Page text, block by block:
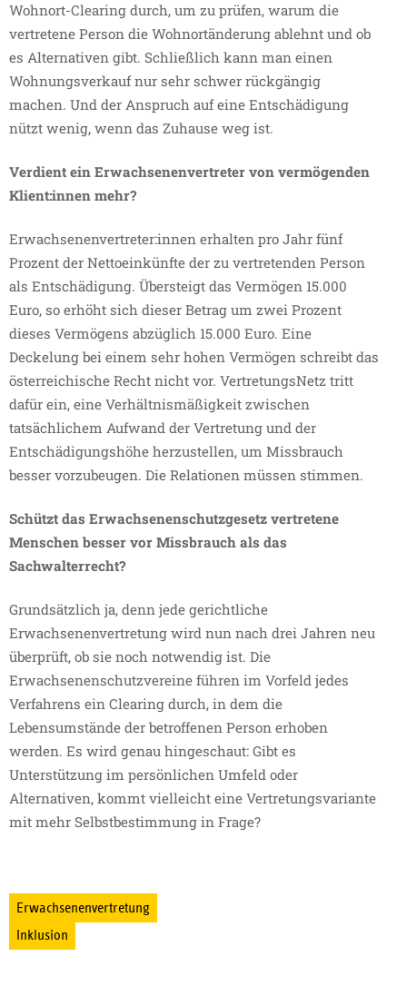
Wohnort-Clearing durch, um zu prüfen, warum die
vertretene Person die Wohnortänderung ablehnt und ob
es Alternativen gibt. Schließlich kann man einen
Wohnungsverkauf nur sehr schwer rückgängig
machen. Und der Anspruch auf eine Entschädigung
nützt wenig, wenn das Zuhause weg ist.
Verdient ein Erwachsenenvertreter von vermögenden
Klient:innen mehr?
Erwachsenenvertreter:innen erhalten pro Jahr fünf
Prozent der Nettoeinkünfte der zu vertretenden Person
als Entschädigung. Übersteigt das Vermögen 15.000
Euro, so erhöht sich dieser Betrag um zwei Prozent
dieses Vermögens abzüglich 15.000 Euro. Eine
Deckelung bei einem sehr hohen Vermögen schreibt das
österreichische Recht nicht vor. VertretungsNetz tritt
dafür ein, eine Verhältnismäßigkeit zwischen
tatsächlichem Aufwand der Vertretung und der
Entschädigungshöhe herzustellen, um Missbrauch
besser vorzubeugen. Die Relationen müssen stimmen.
Schützt das Erwachsenenschutzgesetz vertretene
Menschen besser vor Missbrauch als das
Sachwalterrecht?
Grundsätzlich ja, denn jede gerichtliche
Erwachsenenvertretung wird nun nach drei Jahren neu
überprüft, ob sie noch notwendig ist. Die
Erwachsenenschutzvereine führen im Vorfeld jedes
Verfahrens ein Clearing durch, in dem die
Lebensumstände der betroffenen Person erhoben
werden. Es wird genau hingeschaut: Gibt es
Unterstützung im persönlichen Umfeld oder
Alternativen, kommt vielleicht eine Vertretungsvariante
mit mehr Selbstbestimmung in Frage?
Erwachsenenvertretung
Inklusion